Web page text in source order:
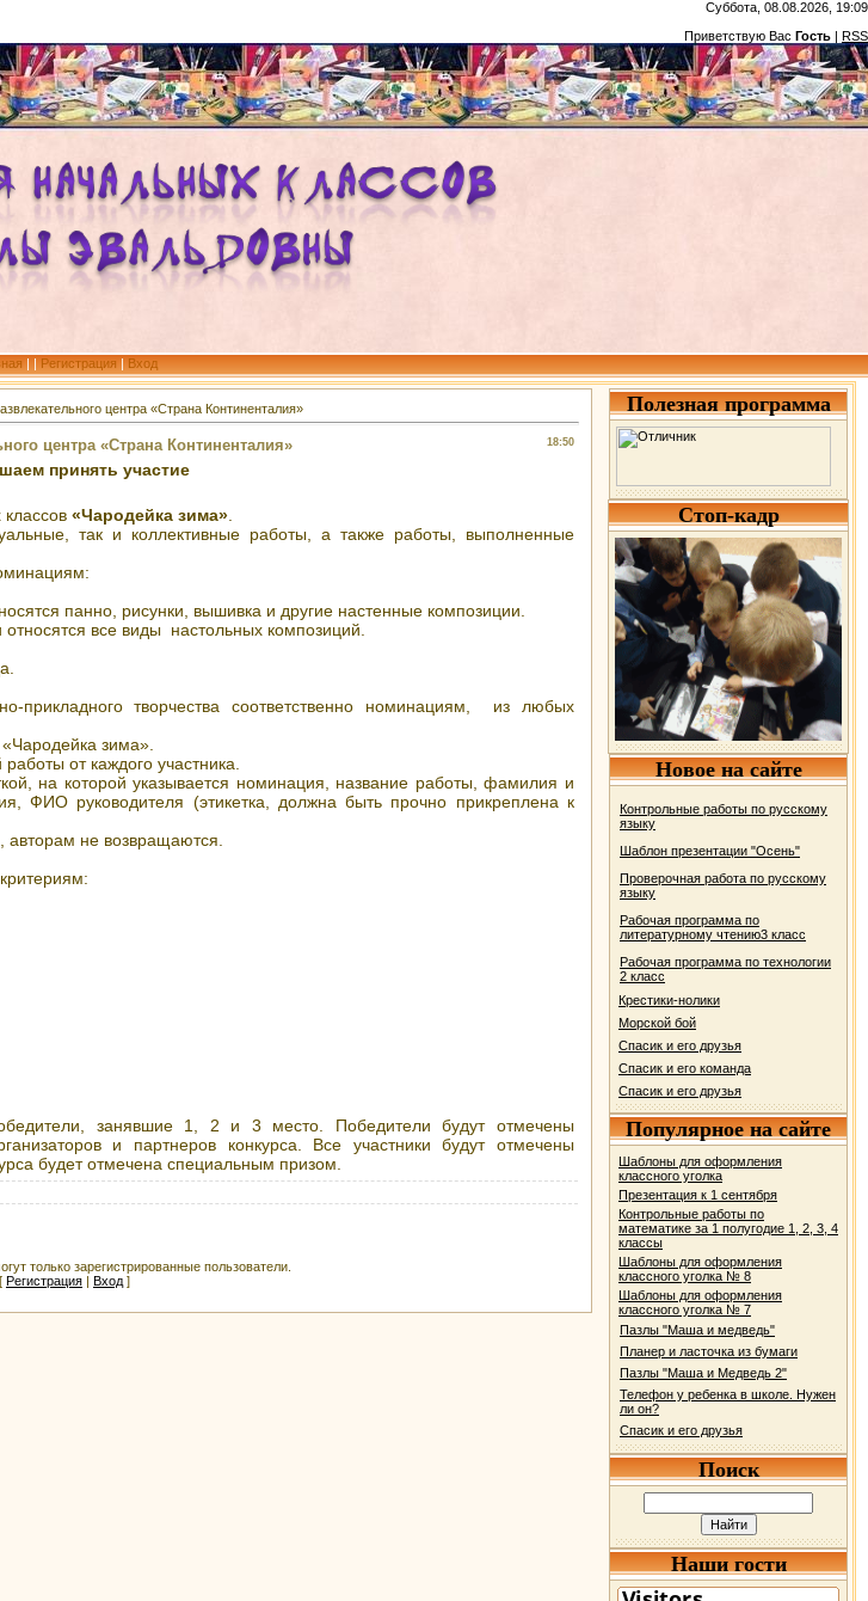
Суббота, 08.08.2026, 19:09
Приветствую Вас Гость | RSS
| | Регистрация | Вход
центра «Страна Континенталия»
18:50
центра «Страна Континенталия»
принять участие
«Чародейка зима».
так и коллективные работы, а также работы, выполненные
панно, рисунки, вышивка и другие настенные композиции.
относятся все виды настольных композиций.
творчества соответственно номинациям, из любых
зима».
от каждого участника.
на которой указывается номинация, название работы, фамилия и
ФИО руководителя (этикетка, должна быть прочно прикреплена к
не возвращаются.
занявшие 1, 2 и 3 место. Победители будут отмечены
и партнеров конкурса. Все участники будут отмечены
будет отмечена специальным призом.
только зарегистрированные пользователи.
[ Регистрация | Вход ]
Полезная программа
Стоп-кадр
Новое на сайте
Контрольные работы по русскому
языку
Шаблон презентации "Осень"
Проверочная работа по русскому
языку
Рабочая программа по
литературному чтению3 класс
Рабочая программа по технологии
2 класс
Крестики-нолики
Морской бой
Спасик и его друзья
Спасик и его команда
Спасик и его друзья
Популярное на сайте
Шаблоны для оформления
классного уголка
Презентация к 1 сентября
Контрольные работы по
математике за 1 полугодие 1, 2, 3, 4
классы
Шаблоны для оформления
классного уголка № 8
Шаблоны для оформления
классного уголка № 7
Пазлы "Маша и медведь"
Планер и ласточка из бумаги
Пазлы "Маша и Медведь 2"
Телефон у ребенка в школе. Нужен
ли он?
Спасик и его друзья
Поиск
Наши гости